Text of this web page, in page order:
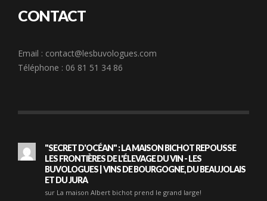
CONTACT
Email : contact@lesbuvologues.com
Téléphone : 06 81 51 34 86
"SECRET D'OCÉAN" : LA MAISON BICHOT REPOUSSE
LES FRONTIÈRES DE L'ÉLEVAGE DU VIN - LES
BUVOLOGUES | VINS DE BOURGOGNE, DU BEAUJOLAIS
ET DU JURA
sur La maison Albert bichot prend le grand large!